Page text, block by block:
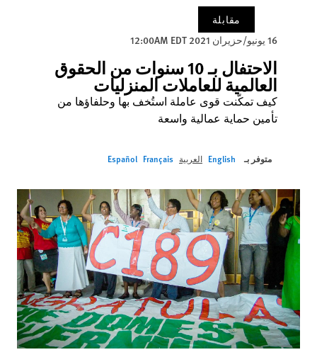
مقابلة
16 يونيو/حزيران 2021 12:00AM EDT
الاحتفال بـ 10 سنوات من الحقوق
العالمية للعاملات المنزليات
كيف تمكّنت قوى عاملة استُخف بها وحلفاؤها من
تأمين حماية عمالية واسعة
متوفر بـ English العربية Français
Español